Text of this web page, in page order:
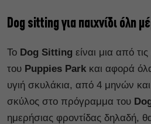
Dog sittingγια παιχνίδι όλη
Το Dog Sitting είναι μια από
του Puppies Park και αφορά
υγιή σκυλάκια, από 4 μηνών
σκύλος στο πρόγραμμα του
ημερήσιας φροντίδας δηλαδή,